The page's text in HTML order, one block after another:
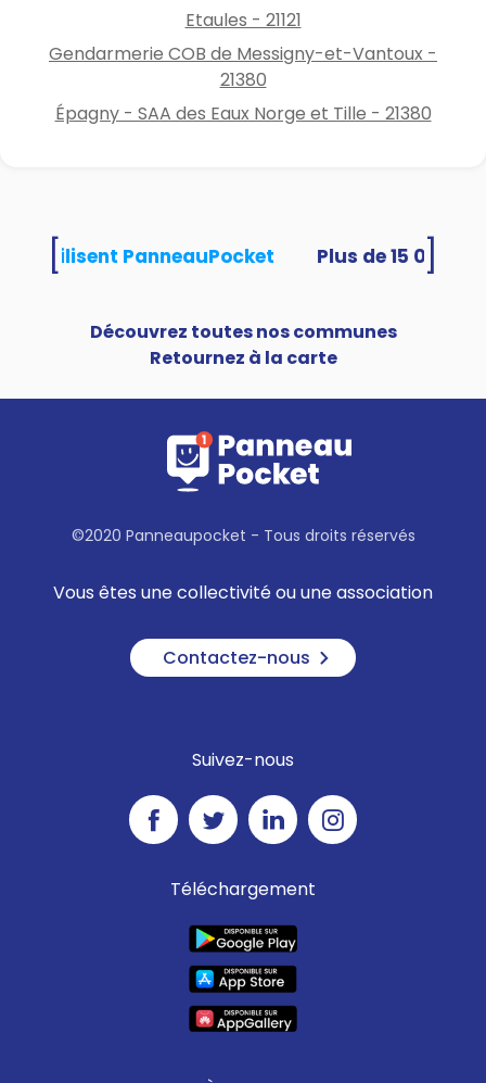
Etaules - 21121
Gendarmerie COB de Messigny-et-Vantoux -
21380
Épagny - SAA des Eaux Norge et Tille - 21380
utilisent PanneauPocket
Découvrez toutes nos communes
Retournez à la carte
©2020 Panneaupocket - Tous droits réservés
Vous êtes une collectivité ou une association
Contactez-nous
Suivez-nous
Téléchargement